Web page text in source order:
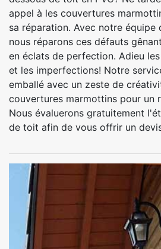
appel à les couvertures
sa réparation. Avec notre équipe
nous réparons ces défauts
en éclats de perfection. Adieu
et les imperfections! Notre
emballé avec un zeste de
couvertures marmottins pour un
Nous évaluerons gratuitement
de toit afin de vous offrir un